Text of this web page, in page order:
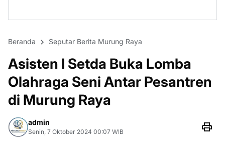
Beranda Seputar Berita Murung Raya
Asisten I Setda Buka Lomba
Olahraga Seni Antar Pesantren
di Murung Raya
admin
Senin, 7 Oktober 2024 00:07 WIB